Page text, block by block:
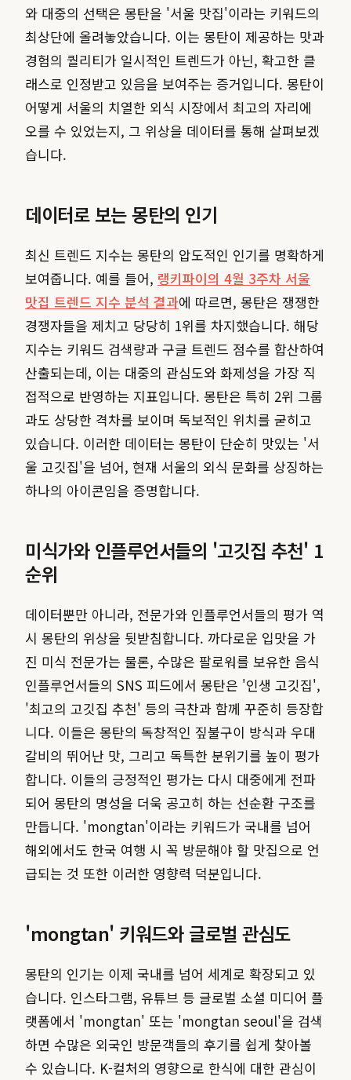
와 대중의 선택은 몽탄을 '서울 맛집'이라는 키워드의
최상단에 올려놓았습니다. 이는 몽탄이 제공하는 맛과
경험의 퀄리티가 일시적인 트렌드가 아닌, 확고한 클
래스로 인정받고 있음을 보여주는 증거입니다. 몽탄이
어떻게 서울의 치열한 외식 시장에서 최고의 자리에
오를 수 있었는지, 그 위상을 데이터를 통해 살펴보겠
습니다.
데이터로 보는 몽탄의 인기
최신 트렌드 지수는 몽탄의 압도적인 인기를 명확하게
보여줍니다. 예를 들어, 랭키파이의 4월 3주차 서울
맛집 트렌드 지수 분석 결과에 따르면, 몽탄은 쟁쟁한
경쟁자들을 제치고 당당히 1위를 차지했습니다. 해당
지수는 키워드 검색량과 구글 트렌드 점수를 합산하여
산출되는데, 이는 대중의 관심도와 화제성을 가장 직
접적으로 반영하는 지표입니다. 몽탄은 특히 2위 그룹
과도 상당한 격차를 보이며 독보적인 위치를 굳히고
있습니다. 이러한 데이터는 몽탄이 단순히 맛있는 '서
울 고깃집'을 넘어, 현재 서울의 외식 문화를 상징하는
하나의 아이콘임을 증명합니다.
미식가와 인플루언서들의 '고깃집 추천' 1
순위
데이터뿐만 아니라, 전문가와 인플루언서들의 평가 역
시 몽탄의 위상을 뒷받침합니다. 까다로운 입맛을 가
진 미식 전문가는 물론, 수많은 팔로워를 보유한 음식
인플루언서들의 SNS 피드에서 몽탄은 '인생 고깃집',
'최고의 고깃집 추천' 등의 극찬과 함께 꾸준히 등장합
니다. 이들은 몽탄의 독창적인 짚불구이 방식과 우대
갈비의 뛰어난 맛, 그리고 독특한 분위기를 높이 평가
합니다. 이들의 긍정적인 평가는 다시 대중에게 전파
되어 몽탄의 명성을 더욱 공고히 하는 선순환 구조를
만듭니다. 'mongtan'이라는 키워드가 국내를 넘어
해외에서도 한국 여행 시 꼭 방문해야 할 맛집으로 언
급되는 것 또한 이러한 영향력 덕분입니다.
'mongtan' 키워드와 글로벌 관심도
몽탄의 인기는 이제 국내를 넘어 세계로 확장되고 있
습니다. 인스타그램, 유튜브 등 글로벌 소셜 미디어 플
랫폼에서 'mongtan' 또는 'mongtan seoul'을 검색
하면 수많은 외국인 방문객들의 후기를 쉽게 찾아볼
수 있습니다. K-컬처의 영향으로 한식에 대한 관심이